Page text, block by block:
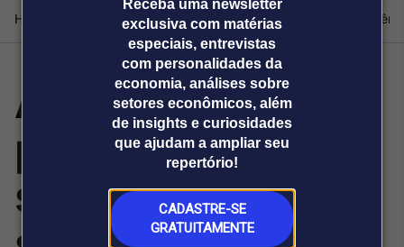
Receba uma newsletter
exclusiva com matérias
especiais, entrevistas
com personalidades da
economia, análises sobre
setores econômicos, além
de insights e curiosidades
que ajudam a ampliar seu
repertório!
CADASTRE-SE
GRATUITAMENTE
Home Produtos e soluçõesNotíciasBlogWeekend
Broadcast
Broadcast+
O mercado
financeiro em
tempo real
Sobre nós Releases Broadcast
Prêmio Broadcast
Analistas
Prêmio Broadcast
Empresas
Agências de
comunicação
Releases
Augusto Cury faz
palestra gratuita
sobre futuro